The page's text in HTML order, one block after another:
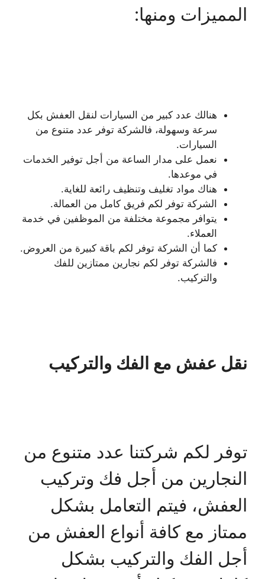
المميزات ومنها:
هنالك عدد كبير من السيارات لنقل العفش بكل
سرعة وسهولة، فالشركة توفر عدد متنوع من
السيارات.
نعمل على مدار الساعة من أجل توفير الخدمات
في موعدها.
هناك مواد تغليف وتنظيف رائعة للغاية.
الشركة توفر لكم فريق كامل من العمالة.
يتوافر مجموعة مختلفة من الموظفين في خدمة
العملاء.
كما أن الشركة توفر لكم باقة كبيرة من العروض.
فالشركة توفر لكم نجارين ممتازين للفك
والتركيب.
نقل عفش مع الفك والتركيب
توفر لكم شركتنا عدد متنوع من
النجارين من أجل فك وتركيب
العفش، فيتم التعامل بشكل
ممتاز مع كافة أنواع العفش من
أجل الفك والتركيب بشكل